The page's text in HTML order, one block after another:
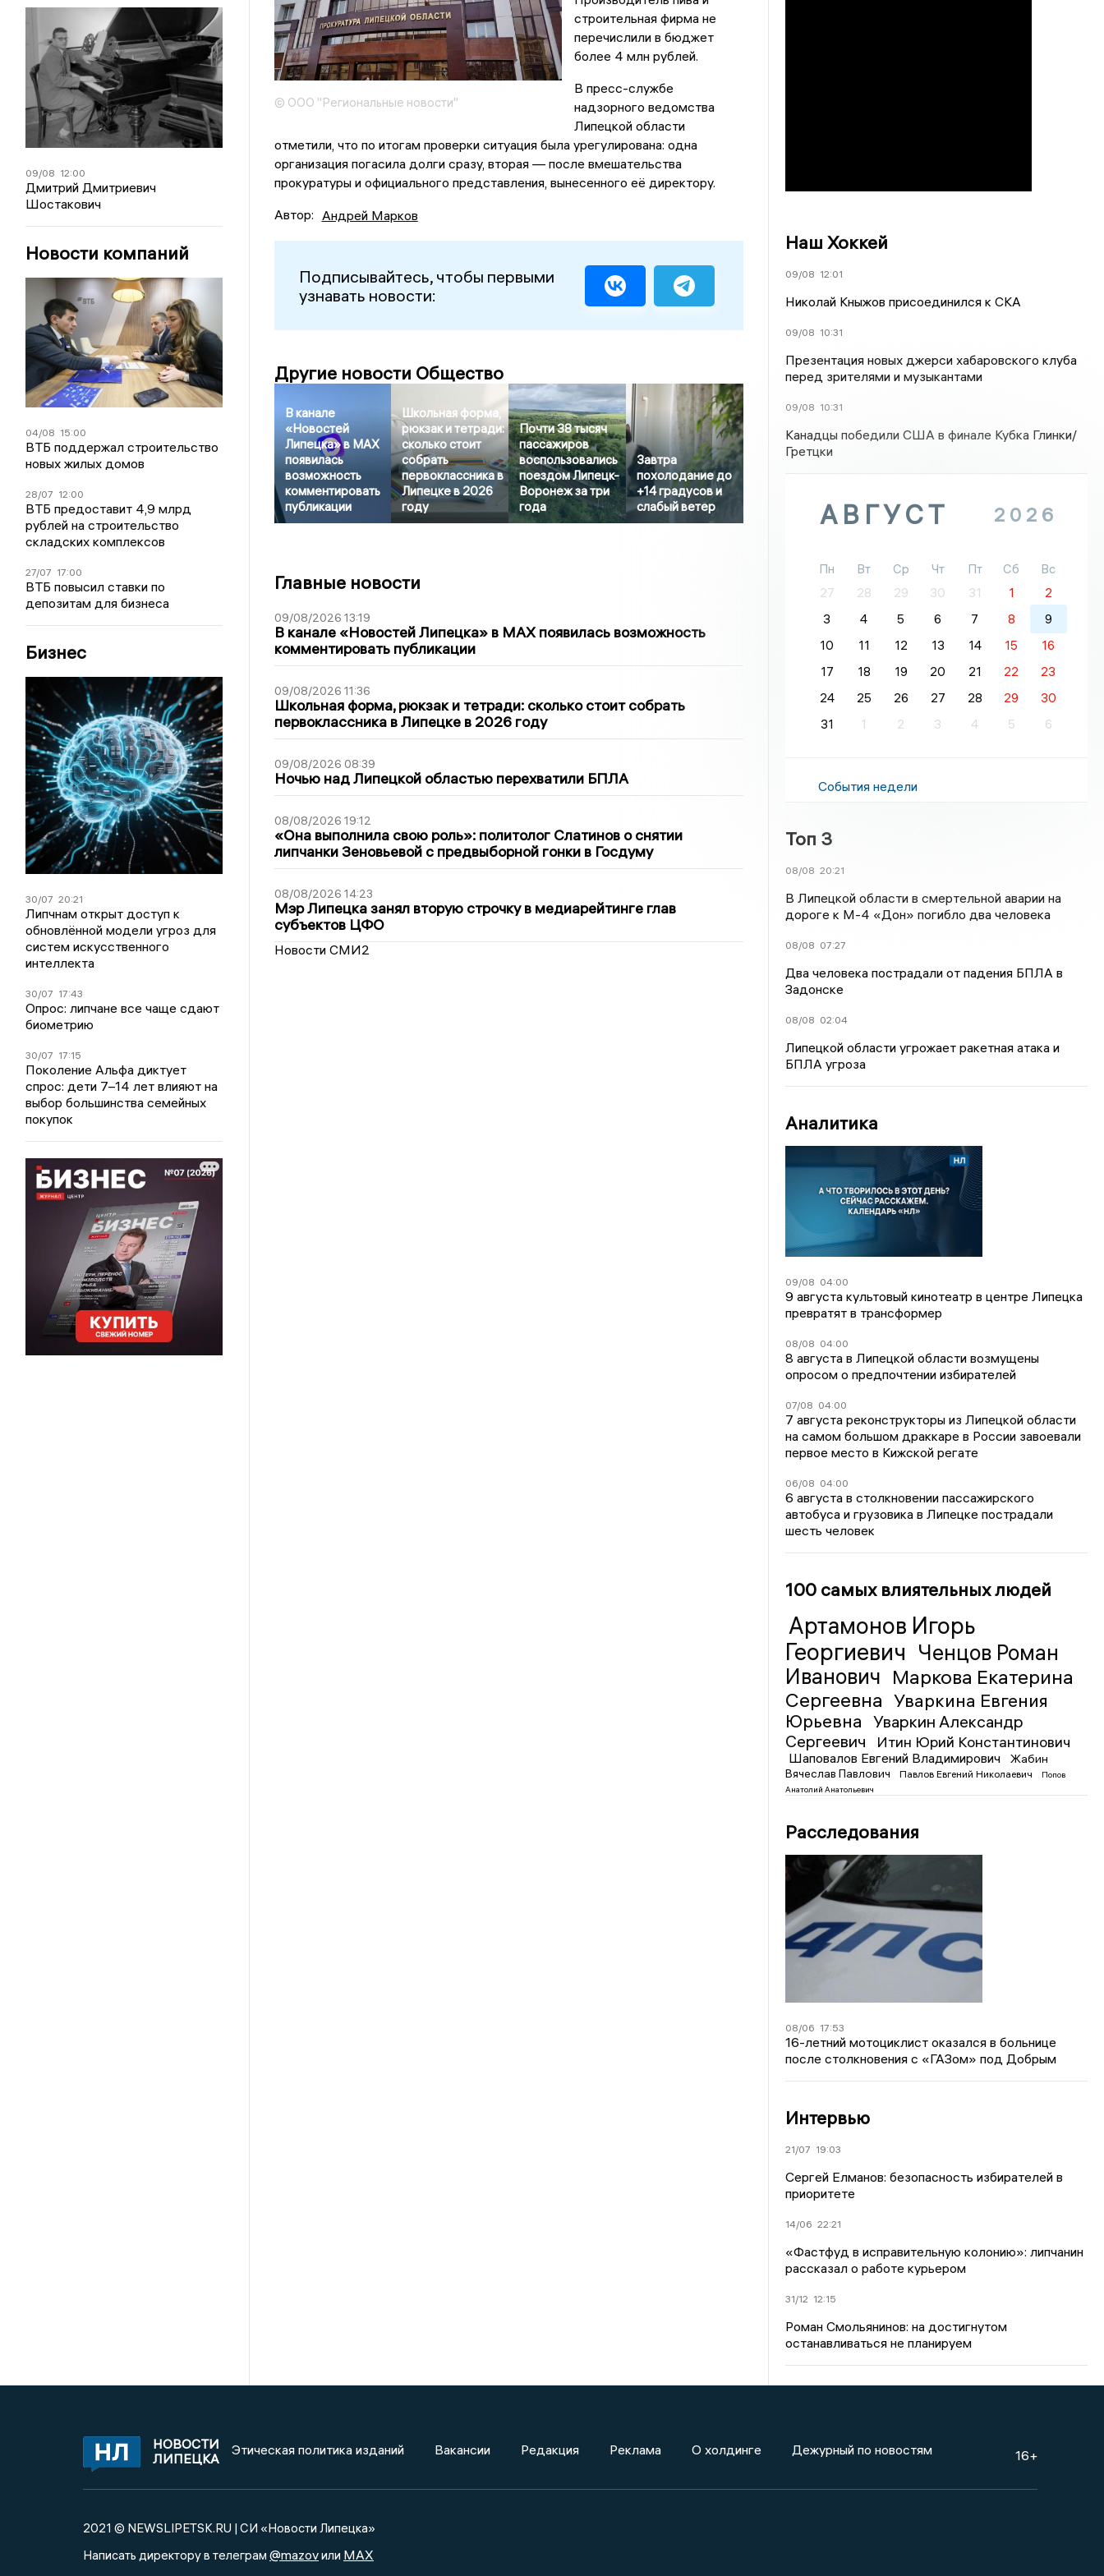
09/08 12:00
Дмитрий Дмитриевич
Шостакович
Новости компаний
04/08 15:00
ВТБ поддержал строительство
новых жилых домов
28/07 12:00
ВТБ предоставит 4,9 млрд
рублей на строительство
складских комплексов
27/07 17:00
ВТБ повысил ставки по
депозитам для бизнеса
Бизнес
30/07 20:21
Липчнам открыт доступ к
обновлённой модели угроз для
систем искусственного
интеллекта
30/07 17:43
Опрос: липчане все чаще сдают
биометрию
30/07 17:15
Поколение Альфа диктует
спрос: дети 7–14 лет влияют на
выбор большинства семейных
покупок
© ООО "Региональные новости"
строительная фирма не
перечислили в бюджет
более 4 млн рублей.
В пресс-службе
надзорного ведомства
Липецкой области
отметили, что по итогам проверки ситуация была урегулирована: одна
организация погасила долги сразу, вторая — после вмешательства
прокуратуры и официального представления, вынесенного её директору.
Автор: Андрей Марков
Подписывайтесь, чтобы первыми
узнавать новости:
Другие новости Общество
В канале
«Новостей
Липецка» в MAX
появилась
возможность
комментировать
публикации
Школьная форма,
рюкзак и тетради:
сколько стоит
собрать
первоклассника в
Липецке в 2026
году
Почти 38 тысяч
пассажиров
воспользовались
поездом Липецк-
Воронеж за три
года
Завтра
похолодание до
+14 градусов и
слабый ветер
Главные новости
09/08/2026 13:19
В канале «Новостей Липецка» в MAX появилась возможность
комментировать публикации
09/08/2026 11:36
Школьная форма, рюкзак и тетради: сколько стоит собрать
первоклассника в Липецке в 2026 году
09/08/2026 08:39
Ночью над Липецкой областью перехватили БПЛА
08/08/2026 19:12
«Она выполнила свою роль»: политолог Слатинов о снятии
липчанки Зеновьевой с предвыборной гонки в Госдуму
08/08/2026 14:23
Мэр Липецка занял вторую строчку в медиарейтинге глав
субъектов ЦФО
Новости СМИ2
Наш Хоккей
09/08 12:01
Николай Кныжов присоединился к СКА
09/08 10:31
Презентация новых джерси хабаровского клуба
перед зрителями и музыкантами
09/08 10:31
Канадцы победили США в финале Кубка Глинки/
Гретцки
АВГУСТ 2026
Пн Вт Ср Чт Пт Сб
Вс
27
28 29 30 31 1
2
3
4 5 6 7 8
9
10
11 12 13 14 15
16
17
18 19 20 21 22
23
24
25 26 27 28 29
30
31
1 2 3 4 5 6
События недели
Топ 3
08/08 20:21
В Липецкой области в смертельной аварии на
дороге к М-4 «Дон» погибло два человека
08/08 07:27
Два человека пострадали от падения БПЛА в
Задонске
08/08 02:04
Липецкой области угрожает ракетная атака и
БПЛА угроза
Аналитика
09/08 04:00
9 августа культовый кинотеатр в центре Липецка
превратят в трансформер
08/08 04:00
8 августа в Липецкой области возмущены
опросом о предпочтении избирателей
07/08 04:00
7 августа реконструкторы из Липецкой области
на самом большом драккаре в России завоевали
первое место в Кижской регате
06/08 04:00
6 августа в столкновении пассажирского
автобуса и грузовика в Липецке пострадали
шесть человек
100 самых влиятельных людей
Артамонов Игорь
Георгиевич Ченцов Роман
Иванович Маркова Екатерина
Сергеевна Уваркина Евгения
Юрьевна
Уваркин Александр
Сергеевич
Итин Юрий Константинович
Шаповалов Евгений Владимирович
Жабин
Вячеслав Павлович
Павлов Евгений Николаевич
Попов
Анатолий Анатольевич
Расследования
08/06 17:53
16-летний мотоциклист оказался в больнице
после столкновения с «ГАЗом» под Добрым
Интервью
21/07 19:03
Сергей Елманов: безопасность избирателей в
приоритете
14/06 22:21
«Фастфуд в исправительную колонию»: липчанин
рассказал о работе курьером
31/12 12:15
Роман Смольянинов: на достигнутом
останавливаться не планируем
НОВОСТИ
ЛИПЕЦКА
Этическая политика изданий Вакансии Редакция Реклама О холдинге Дежурный по новостям 16+
2021 © NEWSLIPETSK.RU | СИ «Новости Липецка»
Написать директору в телеграм @mazovили MAX